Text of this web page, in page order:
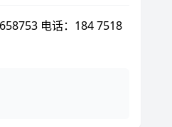
电话：184 7518